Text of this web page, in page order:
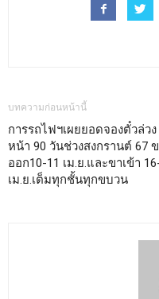
บทความก่อนหน้านี้
การรถไฟฯเผยยอดจองตั๋วล่วง
หน้า 90 วันช่วงสงกรานต์ 67
ออก10-11 เม.ย.และขาเข้า
เม.ย.เต็มทุกชั้นทุกขบวน